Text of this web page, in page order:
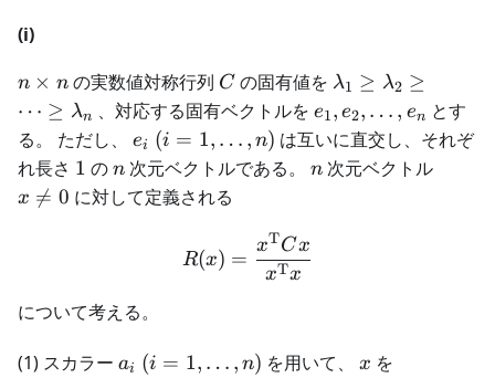
(i)
n
\times
n
n × nの実数値対称行列 C
Cの固有値を \lambda_1
\ge
\lambda_2
\ge \dots
\ge
λ1 ≥ λ2 ≥
⋯ ≥ λn 、対応する固有ベクトルを e_1,
e_2,
\dots,
e_n
e1, e2, … , en とす
る。 ただし、 e_i \
(i=1,
\dots,
n)
ei (i = 1, … , n) は互いに直交し、それぞ
れ長さ 1
1 のn
n 次元ベクトルである。 n
n 次元ベクトル
x 
= 0 に対して定義される
R(x) =
R(x) =
xTx
xTCx
について考える。
(1) スカラー a_i \
ai (i = 1, … , n) を用いて、x
x を